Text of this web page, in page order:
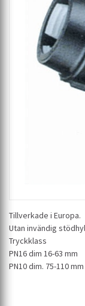
Tillverkade i Europa.
Utan invändig
Tryckklass
PN16 dim 16-63 mm
PN10 dim. 75-110 mm